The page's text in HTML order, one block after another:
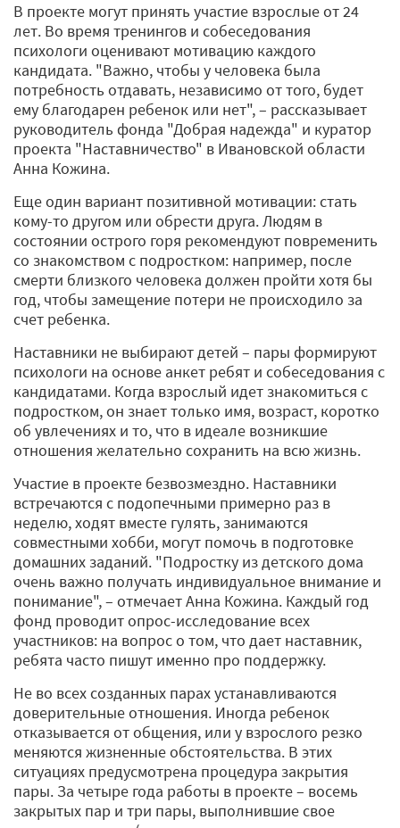
В проекте могут принять участие взрослые от 24
лет. Во время тренингов и собеседования
психологи оценивают мотивацию каждого
кандидата. "Важно, чтобы у человека была
потребность отдавать, независимо от того, будет
ему благодарен ребенок или нет", – рассказывает
руководитель фонда "Добрая надежда" и куратор
проекта "Наставничество" в Ивановской области
Анна Кожина.
Еще один вариант позитивной мотивации: стать
кому-­то другом или обрести друга. Людям в
состоянии острого горя рекомендуют повременить
со знакомством с подростком: например, после
смерти близкого человека должен пройти хотя бы
год, чтобы замещение потери не происходило за
счет ребенка.
Наставники не выбирают детей – пары формируют
психологи на основе анкет ребят и собеседования с
кандидатами. Когда взрослый идет знакомиться с
подростком, он знает только имя, возраст, коротко
об увлечениях и то, что в идеале возникшие
отношения желательно сохранить на всю жизнь.
Участие в проекте безвозмездно. Наставники
встречаются с подопечными примерно раз в
неделю, ходят вместе гулять, занимаются
совместными хобби, могут помочь в подготовке
домашних заданий. "Подростку из детского дома
очень важно получать индивидуальное внимание и
понимание", – отмечает Анна Кожина. Каждый год
фонд проводит опрос­-исследование всех
участников: на вопрос о том, что дает наставник,
ребята часто пишут именно про поддержку.
Не во всех созданных парах устанавливаются
доверительные отношения. Иногда ребенок
отказывается от общения, или у взрослого резко
меняются жизненные обстоятельства. В этих
ситуациях предусмотрена процедура закрытия
пары. За четыре года работы в проекте – восемь
закрытых пар и три пары, выполнившие свое